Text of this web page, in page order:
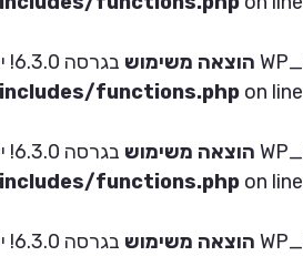
הוצאה משימוש
functions.php on line
הוצאה משימוש
functions.php on line
הוצאה משימוש